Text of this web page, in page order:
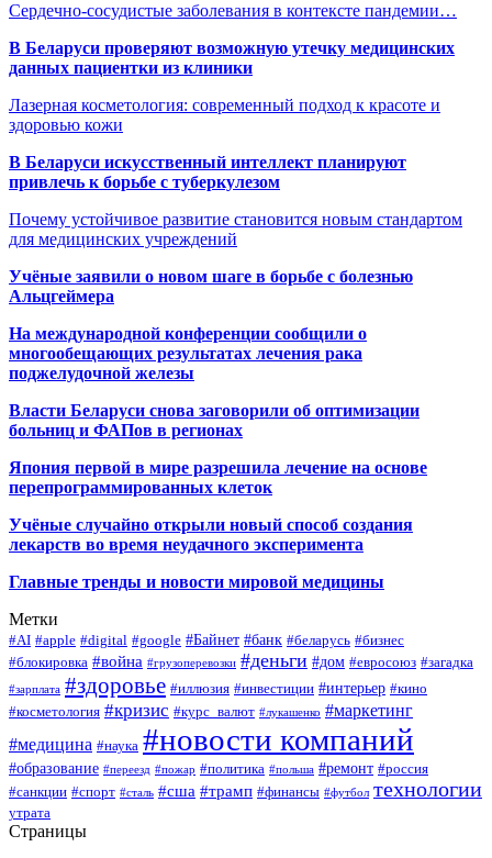
Сердечно-сосудистые заболевания в контексте пандемии…
В Беларуси проверяют возможную утечку медицинских
данных пациентки из клиники
Лазерная косметология: современный подход к красоте и
здоровью кожи
В Беларуси искусственный интеллект планируют
привлечь к борьбе с туберкулезом
Почему устойчивое развитие становится новым стандартом
для медицинских учреждений
Учёные заявили о новом шаге в борьбе с болезнью
Альцгеймера
На международной конференции сообщили о
многообещающих результатах лечения рака
поджелудочной железы
Власти Беларуси снова заговорили об оптимизации
больниц и ФАПов в регионах
Япония первой в мире разрешила лечение на основе
перепрограммированных клеток
Учёные случайно открыли новый способ создания
лекарств во время неудачного эксперимента
Главные тренды и новости мировой медицины
Метки
#AI #apple #digital #google #Байнет #банк #беларусь #бизнес
#блокировка #война #грузоперевозки #деньги #дом #евросоюз #загадка
#зарплата #здоровье #иллюзия #инвестиции #интерьер #кино
#косметология #кризис #курс_валют #лукашенко #маркетинг
#медицина #наука #новости компаний
#образование #переезд #пожар #политика #польша #ремонт #россия
#санкции #спорт #сталь #сша #трамп #финансы #футбол технологии
утрата
Страницы